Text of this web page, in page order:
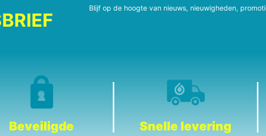
Blijf op de hoogte van nieuws, nieuwigheden,
Beveiligde
Snelle levering